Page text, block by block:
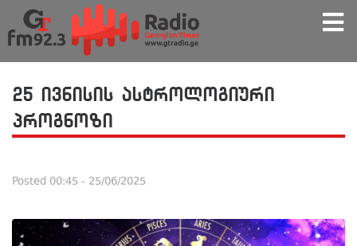
25 ივნისის ასტროლოგიური
პროგნოზი
Posted 00:45 - 25/06/2025